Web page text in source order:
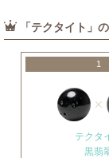
「テクタイト」
1
テクタ
黒翡